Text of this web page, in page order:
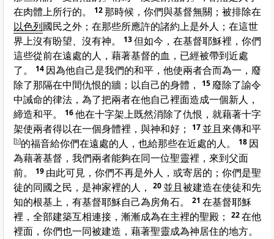
在肉體上所行的。
12那時候，你們與基督無關；被排除在
以色列國民之外；在那些所應許的諸約上是外人；在這世
界上沒有盼望、沒有神。
13但如今，在基督耶穌裡，你們
這些從前在遠處的人，藉著基督的血，已經被帶到近處
了。
14 因為他自己是我們的和平，他使兩者合而為一，廢
除了那隔在中間仇恨的牆；以自己的身體，
15 廢除了諭令
中誡命的律法，為了把兩者在他自己裡面造成一個新人，
締造和平。
16他在十字架上既然消除了仇恨，就藉著十字
架使兩者得以在一個身體裡，與神和好；
17 並且來傳和平
[b]的福音給你們在遠處的人，也給那些在近處的人。 18 因
為藉著基督，我們兩者能夠在同一位聖靈裡，來到父面
前。
19 由此可見，你們不再是外人，或寄居的；你們是聖
徒的同國之民，是神家裡的人，
20 並且被建造在使徒和先
知的根基上，有基督耶穌自己為房角石。
21 在基督耶穌
裡，全部建築互相連接，漸漸成為在主裡的聖殿；
22在他
裡面，你們也一同被建造，藉著聖靈成為神居住的地方。